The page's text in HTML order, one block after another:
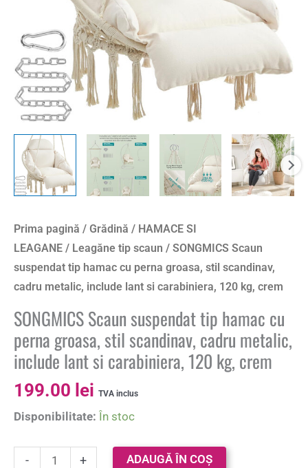
Prima pagină / Grădină / HAMACE SI
LEAGANE / Leagăne tip scaun / SONGMICS Scaun
suspendat tip hamac cu perna groasa, stil scandinav,
cadru metalic, include lant si carabiniera, 120 kg, crem
SONGMICS Scaun suspendat tip hamac cu
perna groasa, stil scandinav, cadru metalic,
include lant si carabiniera, 120 kg, crem
199.00 lei TVA inclus
Disponibilitate: În stoc
-
scandinav,
cadru
metalic,
include
lant
si
carabiniera,
120
kg,
+ ADAUGĂ ÎN COȘ